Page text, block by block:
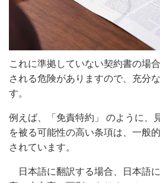
これに準拠していない契約書の場
される危険がありますので、充分
す。
例えば、「免責特約」 のように、
を被る可能性の高い条項は、一般
されています。
日本語に翻訳する場合、日本語